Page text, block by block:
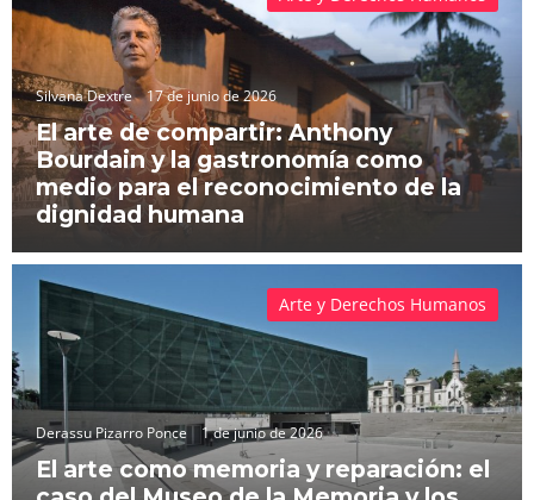
Silvana Dextre 17 de junio de 2026
El arte de compartir: Anthony
Bourdain y la gastronomía como
medio para el reconocimiento de la
dignidad humana
Derassu Pizarro Ponce 1 de junio de 2026
El arte como memoria y reparación: el
Arte y Derechos Humanos